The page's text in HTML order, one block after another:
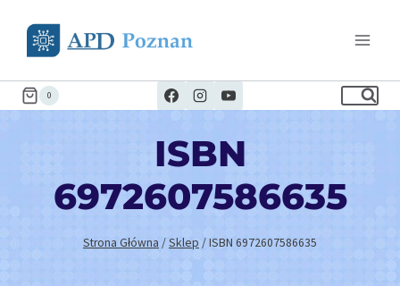
0
ISBN
6972607586635
Strona Główna /Sklep /ISBN 6972607586635